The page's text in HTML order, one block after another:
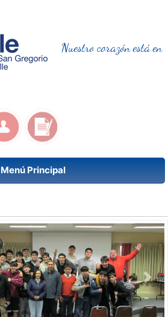
Nuestro corazón está en
Menú Principal